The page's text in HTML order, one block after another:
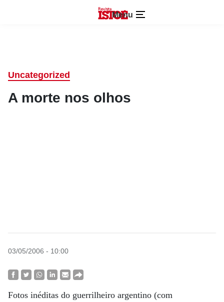
Menu
Uncategorized
A morte nos olhos
03/05/2006 - 10:00
Fotos inéditas do guerrilheiro argentino (com